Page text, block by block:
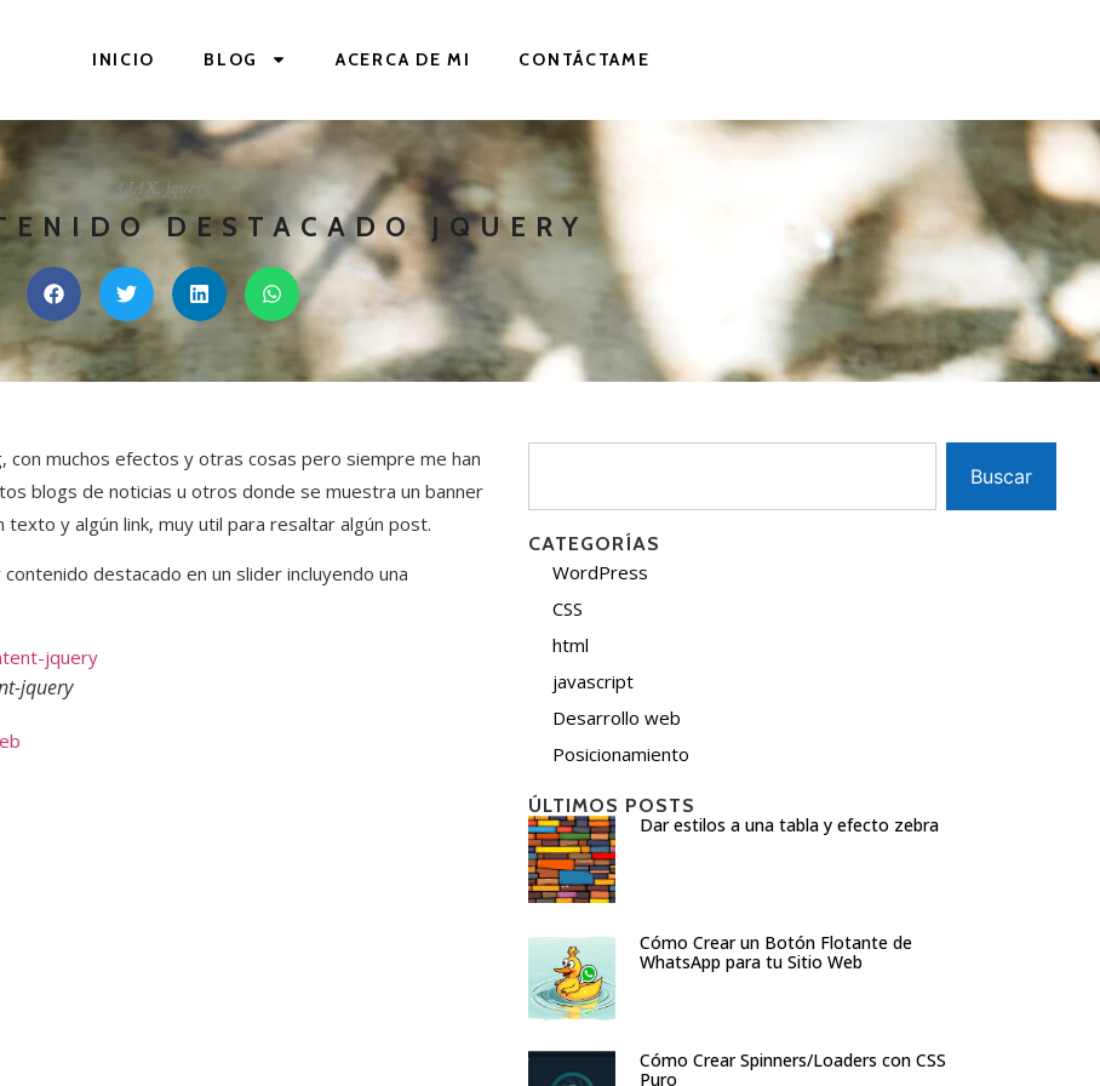
INICIO BLOG ACERCA DE MI CONTÁCTAME
AJAX, jquery
DESTACADO JQUERY
muchos efectos y otras cosas pero siempre me han
blogs de noticias u otros donde se muestra un banner
y algún link, muy util para resaltar algún post.
destacado en un slider incluyendo una
jquery
Buscar
CATEGORÍAS
WordPress
CSS
html
javascript
Desarrollo web
Posicionamiento
ÚLTIMOS POSTS
Dar estilos a una tabla y efecto zebra
Cómo Crear un Botón Flotante de
WhatsApp para tu Sitio Web
Cómo Crear Spinners/Loaders con CSS
Puro